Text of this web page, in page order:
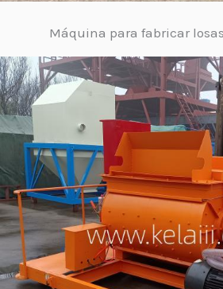
Máquina para fabricar